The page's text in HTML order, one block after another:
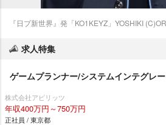
『日プ新世界』発「KO1KEYZ」YOSHIKI
求人特集
ゲームプランナー/システムインテグレ
株式会社アピリッツ
年収400万円～750万円
正社員 / 東京都